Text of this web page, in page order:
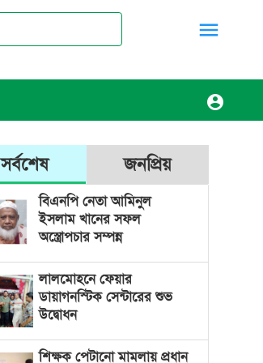
menu
account_circle
সর্বশেষ জনপ্রিয়
বিএনপি নেতা আমিনুল
ইসলাম খানের সফল
অস্ত্রোপচার সম্পন্ন
লালমোহনে ফেয়ার
ডায়াগনস্টিক সেন্টারের শুভ
উদ্বোধন
শিক্ষক পেটানো মামলায় প্রধান